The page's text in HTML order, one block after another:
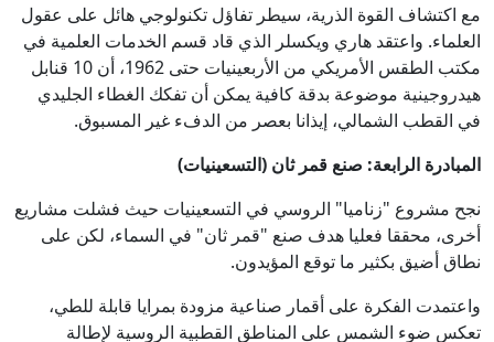
مع اكتشاف القوة الذرية، سيطر تفاؤل تكنولوجي هائل على عقول
العلماء. واعتقد هاري ويكسلر الذي قاد قسم الخدمات العلمية في
مكتب الطقس الأمريكي من الأربعينيات حتى 1962، أن 10 قنابل
هيدروجينية موضوعة بدقة كافية يمكن أن تفكك الغطاء الجليدي
في القطب الشمالي، إيذانا بعصر من الدفء غير المسبوق.
المبادرة الرابعة: صنع قمر ثان (التسعينيات)
نجح مشروع "زناميا" الروسي في التسعينيات حيث فشلت مشاريع
أخرى، محققا فعليا هدف صنع "قمر ثان" في السماء، لكن على
نطاق أضيق بكثير ما توقع المؤيدون.
واعتمدت الفكرة على أقمار صناعية مزودة بمرايا قابلة للطي،
تعكس ضوء الشمس على المناطق القطبية الروسية لإطالة